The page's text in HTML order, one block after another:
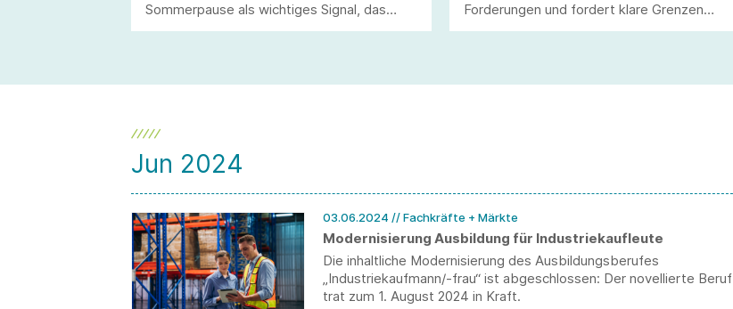
Sommerpause als wichtiges Signal, das
allerdings erst durch eine stringente
Forderungen und fordert klare Grenzen
staatlichen Handelns.
Jun 2024
03.06.2024 // Fachkräfte + Märkte
Modernisierung Ausbildung für Industriekaufleute
Die inhaltliche Modernisierung des Ausbildungsberufes
„Industriekaufmann/-frau“ ist abgeschlossen: Der novellierte Beruf
trat zum 1. August 2024 in Kraft.